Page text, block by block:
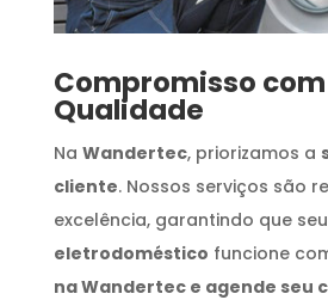
Compromisso
Qualidade
Na Wandertec, priorizamos a
cliente. Nossos serviços são
excelência, garantindo que seu
eletrodoméstico funcione
na Wandertec e agende seu